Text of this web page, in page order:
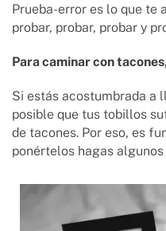
Prueba-error es lo que te
probar, probar, probar y
Para caminar con
Si estás acostumbrada a
posible que tus tobillos
de tacones. Por eso, es
ponértelos hagas algunos